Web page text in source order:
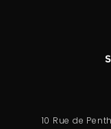
10 Rue de